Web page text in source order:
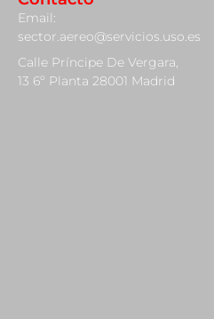
Email:
sector.aereo@servicios.uso.es
Calle Príncipe De Vergara,
13 6º Planta 28001 Madrid